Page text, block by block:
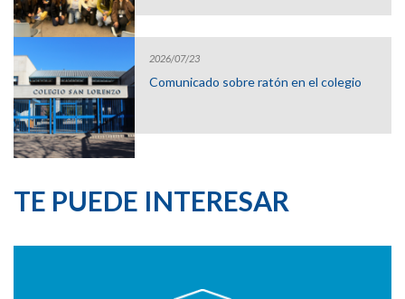
2026/07/23
Comunicado sobre ratón en el colegio
TE PUEDE INTERESAR